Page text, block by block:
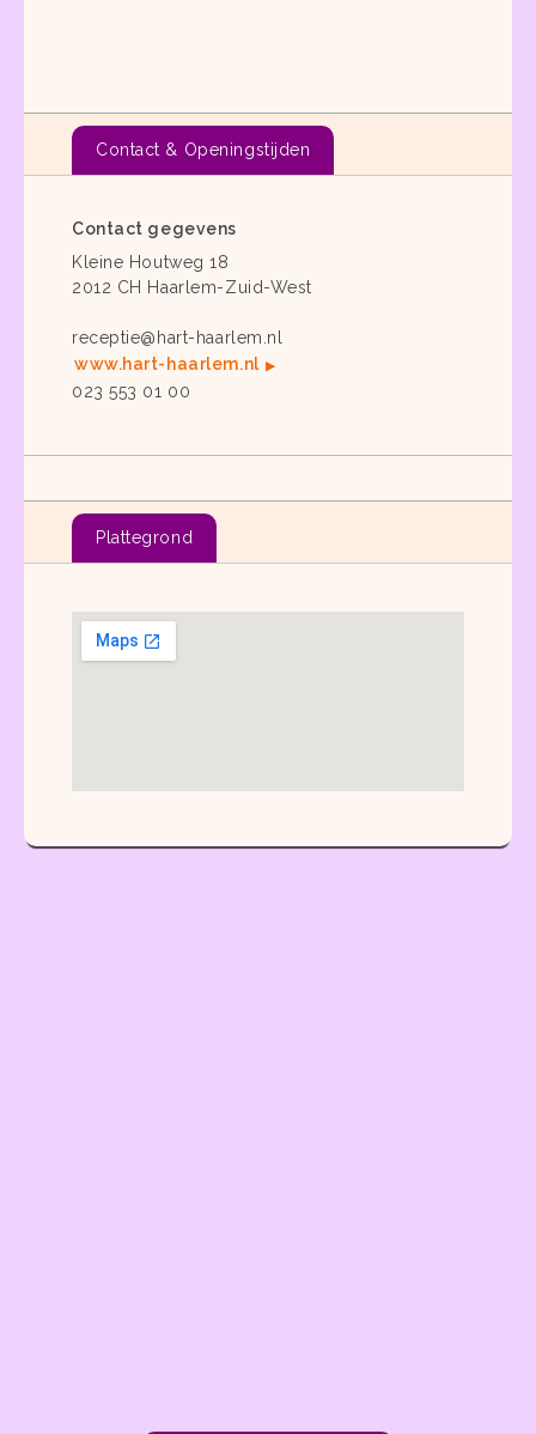
Contact & Openingstijden
Contact gegevens
Kleine Houtweg 18
2012 CH Haarlem-Zuid-West
receptie@hart-haarlem.nl
www.hart-haarlem.nl
023 553 01 00
Plattegrond